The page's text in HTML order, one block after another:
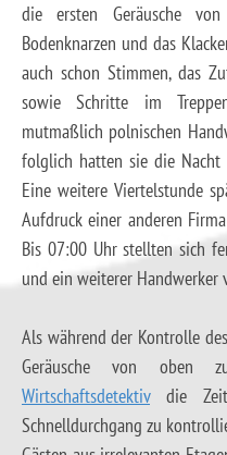
die ersten Geräusche
Bodenknarzen und das
auch schon Stimmen, das
sowie Schritte im
mutmaßlich polnischen
folglich hatten sie die Nacht
Eine weitere Viertelstunde
Aufdruck einer anderen
Bis 07:00 Uhr stellten sich
und ein weiterer Handwerker
Als während der Kontrolle
Geräusche von oben
Wirtschaftsdetektivdie Zeit,
Schnelldurchgang zu